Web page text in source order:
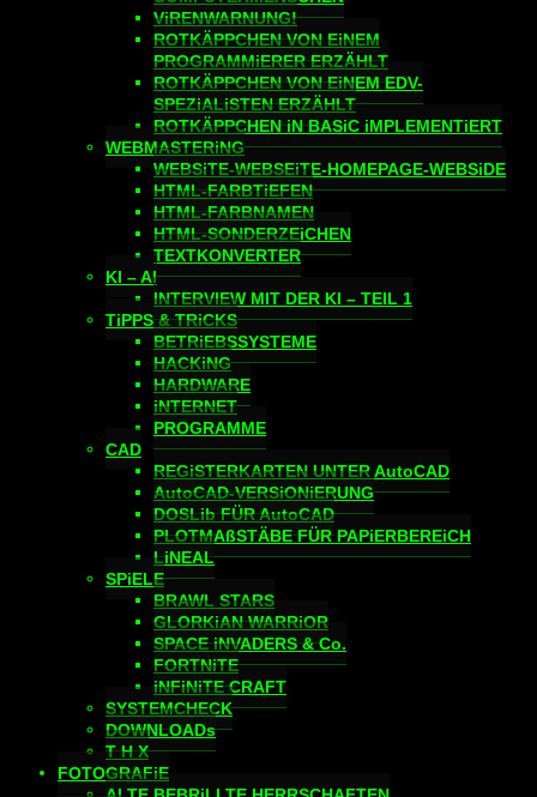
ViRENWARNUNG!
ROTKÄPPCHEN VON EiNEM
PROGRAMMiERER ERZÄHLT
ROTKÄPPCHEN VON EiNEM EDV-
SPEZiALiSTEN ERZÄHLT
ROTKÄPPCHEN iN BASiC iMPLEMENTiERT
WEBMASTERiNG
WEBSiTE-WEBSEiTE-HOMEPAGE-WEBSiDE
HTML-FARBTiEFEN
HTML-FARBNAMEN
HTML-SONDERZEiCHEN
TEXTKONVERTER
KI – AI
INTERVIEW MIT DER KI – TEIL 1
TiPPS & TRiCKS
BETRiEBSSYSTEME
HACKiNG
HARDWARE
iNTERNET
PROGRAMME
CAD
REGiSTERKARTEN UNTER AutoCAD
AutoCAD-VERSiONiERUNG
DOSLib FÜR AutoCAD
PLOTMAßSTÄBE FÜR PAPiERBEREiCH
LiNEAL
SPiELE
BRAWL STARS
GLORKiAN WARRiOR
SPACE iNVADERS & Co.
FORTNiTE
iNFiNiTE CRAFT
SYSTEMCHECK
DOWNLOADs
T H X
FOTOGRAFiE